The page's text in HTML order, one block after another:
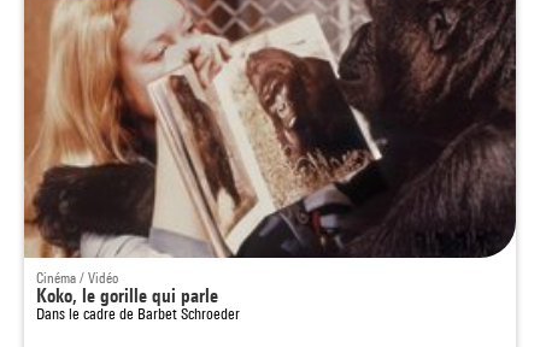
Cinéma / Vidéo
Koko, le gorille qui parle
Dans le cadre de Barbet Schroeder